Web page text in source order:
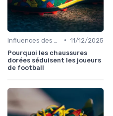
• 11/12/2025
Pourquoi les chaussures
dorées séduisent les joueurs
de football